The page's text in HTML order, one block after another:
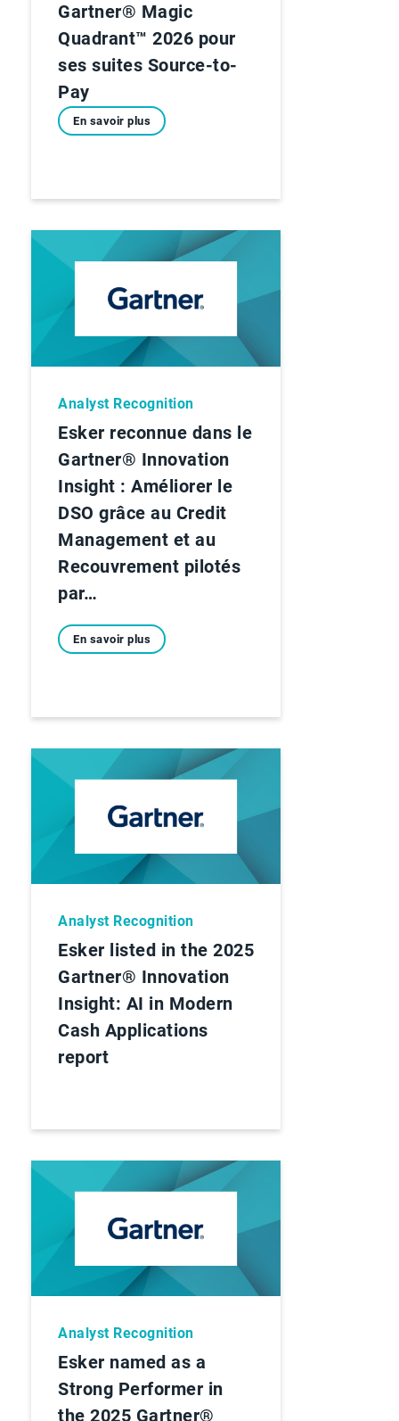
Gartner® Magic
Quadrant™ 2026 pour
ses suites Source-to-
Pay
En savoir plus
Analyst Recognition
Esker reconnue dans le
Gartner® Innovation
Insight : Améliorer le
DSO grâce au Credit
Management et au
Recouvrement pilotés
par…
En savoir plus
Analyst Recognition
Esker listed in the 2025
Gartner® Innovation
Insight: AI in Modern
Cash Applications
report
Analyst Recognition
Esker named as a
Strong Performer in
the 2025 Gartner®